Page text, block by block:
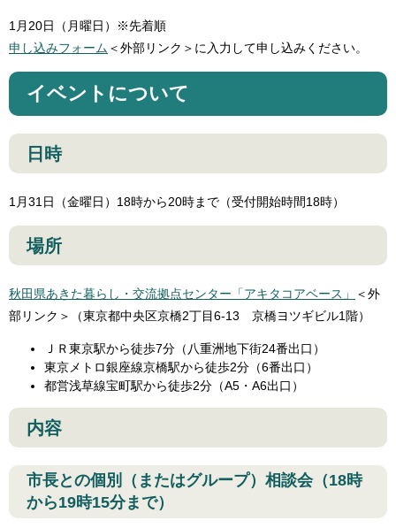
1月20日（月曜日）※先着順
申し込みフォーム ＜外部リンク＞ に入力して申し込みください。
イベントについて
日時
1月31日（金曜日）18時から20時まで（受付開始時間18時）
場所
秋田県あきた暮らし・交流拠点センター「アキタコアベース」
＜外
部リンク＞
（東京都中央区京橋2丁目6-13 京橋ヨツギビル1階）
ＪＲ東京駅から徒歩7分（八重洲地下街24番出口）
東京メトロ銀座線京橋駅から徒歩2分（6番出口）
都営浅草線宝町駅から徒歩2分（A5・A6出口）
内容
市長との個別（またはグループ）相談会（18時
から19時15分まで）